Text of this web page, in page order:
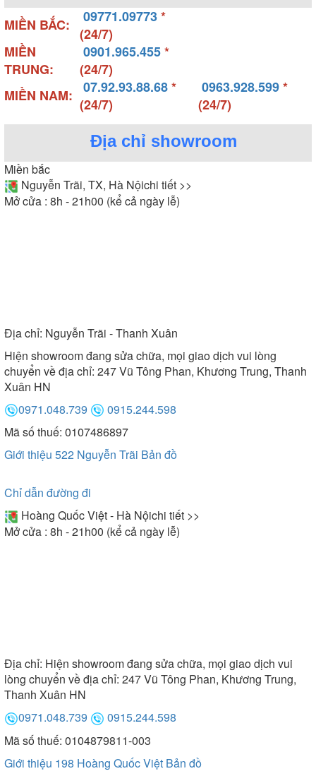
MIỀN BẮC: 09771.09773*
(24/7)
MIỀN
TRUNG:
0901.965.455*
(24/7)
MIỀN NAM:
07.92.93.88.68*
(24/7)
0963.928.599*
(24/7)
Địa chỉ showroom
Miền bắc
Nguyễn Trãi, TX, Hà Nộichi tiết >>
Mở cửa : 8h - 21h00 (kể cả ngày lễ)
Địa chỉ: Nguyễn Trãi - Thanh Xuân
Hiện showroom đang sửa chữa, mọi giao dịch vui lòng
chuyển về địa chỉ: 247 Vũ Tông Phan, Khương Trung, Thanh
Xuân HN
0971.048.739
0915.244.598
Mã số thuế: 0107486897
Giới thiệu 522 Nguyễn Trãi Bản đồ
Chỉ dẫn đường đi
Hoàng Quốc Việt - Hà Nộichi tiết >>
Mở cửa : 8h - 21h00 (kể cả ngày lễ)
Địa chỉ: Hiện showroom đang sửa chữa, mọi giao dịch vui
lòng chuyển về địa chỉ: 247 Vũ Tông Phan, Khương Trung,
Thanh Xuân HN
0971.048.739
0915.244.598
Mã số thuế: 0104879811-003
Giới thiệu 198 Hoàng Quốc Việt Bản đồ